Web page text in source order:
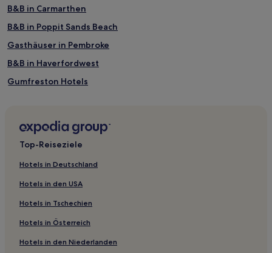
B&B in Carmarthen
B&B in Poppit Sands Beach
Gasthäuser in Pembroke
B&B in Haverfordwest
Gumfreston Hotels
Hotels nahe Abenteuerpark und Zoo Folly Farm
Grovesend and Waungron: Hotels
Crofty Hotels
Glogue Hotels
Lawrenny Hotels
Top-Reiseziele
Hotels in Deutschland
Hotels in den USA
Hotels in Tschechien
Hotels in Österreich
Hotels in den Niederlanden